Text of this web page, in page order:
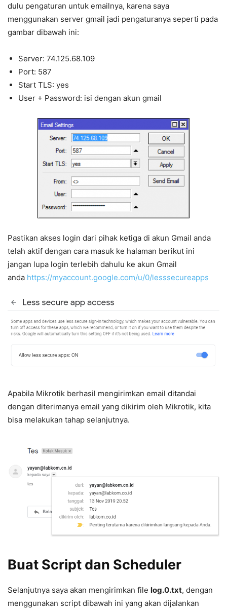
dulu pengaturan untuk emailnya, karena saya
menggunakan server gmail jadi pengaturanya seperti pada
gambar dibawah ini:
Server: 74.125.68.109
Port: 587
Start TLS: yes
User + Password: isi dengan akun gmail
Pastikan akses login dari pihak ketiga di akun Gmail anda
telah aktif dengan cara masuk ke halaman berikut ini
jangan lupa login terlebih dahulu ke akun Gmail
anda https://myaccount.google.com/u/0/lesssecureapps
Apabila Mikrotik berhasil mengirimkan email ditandai
dengan diterimanya email yang dikirim oleh Mikrotik, kita
bisa melakukan tahap selanjutnya.
Buat Script dan Scheduler
Selanjutnya saya akan mengirimkan file log.0.txt, dengan
menggunakan script dibawah ini yang akan dijalankan